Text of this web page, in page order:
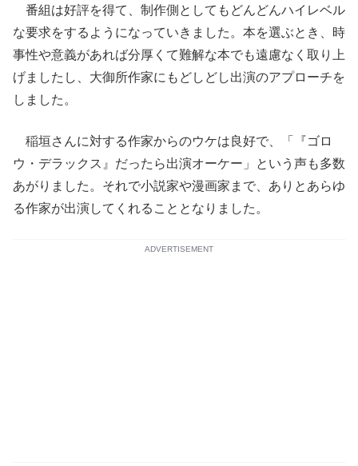
番組は好評を得て、制作側としてもどんどんハイレベル
な要求をするようになっていきました。本を選ぶとき、時
事性や意義があれば分厚くて難解な本でも遠慮なく取り上
げましたし、大御所作家にもどしどし出演のアプローチを
しました。
稲垣さんに対する作家からのウケは良好で、「『ゴロ
ウ・デラックス』だったら出演オーケー」という声も多数
あがりました。それで小説家や漫画家まで、ありとあらゆ
る作家が出演してくれることとなりました。
ADVERTISEMENT